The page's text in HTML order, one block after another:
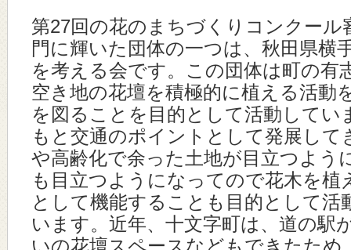
第27回の花のまちづくりコンクール
門に輝いた団体の一つは、秋田県横
を考える会です。この団体は町の有
空き地の花壇を積極的に植える活動
を図ることを目的として活動してい
もと交通のポイントとして発展して
や高齢化で余った土地が目立つよう
も目立つようになってので花木を植
として機能することも目的として活
います。近年、十文字町は、道の駅
いの花壇スペースなどもできたため